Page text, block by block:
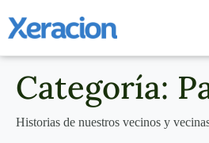
Categoría:
Historias de nuestros vecinos y